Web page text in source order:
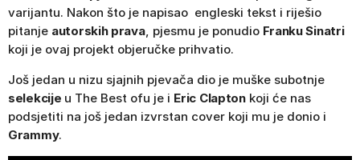
varijantu. Nakon što je napisao engleski tekst i riješio
pitanje autorskih prava, pjesmu je ponudio Franku Sinatri
koji je ovaj projekt objeručke prihvatio.
Još jedan u nizu sjajnih pjevača dio je muške subotnje
selekcije u The Best ofu je i Eric Claptonkoji će nas
podsjetiti na još jedan izvrstan cover koji mu je donio i
Grammy.